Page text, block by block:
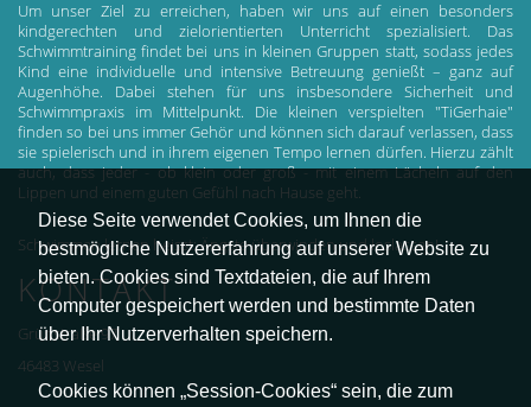
Diese Seite verwendet Cookies, um Ihnen die
bestmögliche Nutzererfahrung auf unserer Website zu
bieten. Cookies sind Textdateien, die auf Ihrem
Computer gespeichert werden und bestimmte Daten
über Ihr Nutzerverhalten speichern.
Cookies können „Session-Cookies“ sein, die zum
Um unser Ziel zu erreichen, haben wir uns auf einen besonders
kindgerechten und zielorientierten Unterricht spezialisiert. Das
Schwimmtraining findet bei uns in kleinen Gruppen statt, sodass jedes
Kind eine individuelle und intensive Betreuung genießt – ganz auf
Augenhöhe. Dabei stehen für uns insbesondere Sicherheit und
Schwimmpraxis im Mittelpunkt. Die kleinen verspielten "TiGerhaie"
finden so bei uns immer Gehör und können sich darauf verlassen, dass
sie spielerisch und in ihrem eigenen Tempo lernen dürfen. Hierzu zählt
auch, dass jeder - ob klein oder groß - mit einem Lächeln auf den
Lippen und einem guten Gefühl nach Hause geht.
Schwimmen lernen heisst: Ängste überwinden und loslassen!
KONTAKT
Grünstraße 97
46483 Wesel